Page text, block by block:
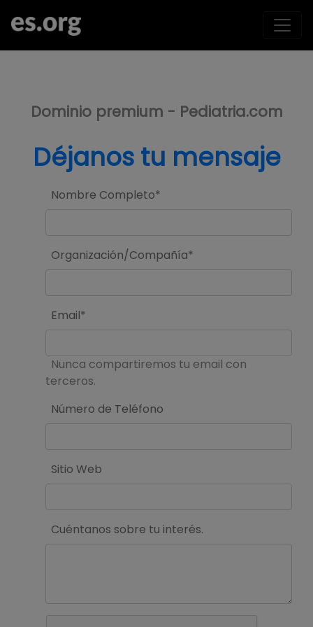
Dominio premium - Pediatria.com
Déjanos tu mensaje
Nombre Completo*
Organización/Compañía*
Email*
Nunca compartiremos tu email con
terceros.
Número de Teléfono
Sitio Web
Cuéntanos sobre tu interés.